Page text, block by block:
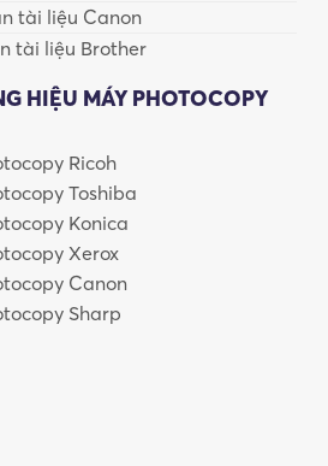
tài liệu Canon
tài liệu Brother
HIỆU MÁY PHOTOCOPY
Ricoh
Toshiba
Konica
Xerox
Canon
Sharp